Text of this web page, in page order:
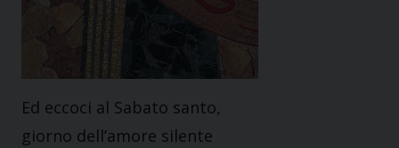
Ed eccoci al Sabato santo,
giorno dell’amore silente